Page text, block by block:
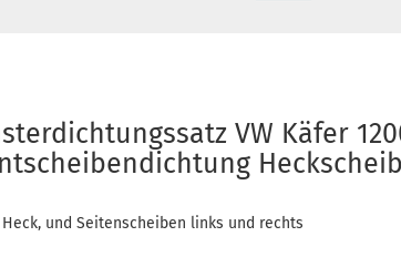
VW Käfer
Heck, und Seitenscheiben links und rechts